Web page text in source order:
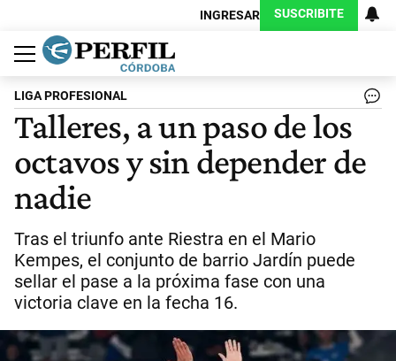
INGRESAR SUSCRIBITE
Política
Economía
Judiciales
Sociedad
Cultura
Espectáculos
Deportes
Protagonistas
LIGA PROFESIONAL
Talleres, a un paso de los
octavos y sin depender de
nadie
Tras el triunfo ante Riestra en el Mario
Kempes, el conjunto de barrio Jardín puede
sellar el pase a la próxima fase con una
victoria clave en la fecha 16.